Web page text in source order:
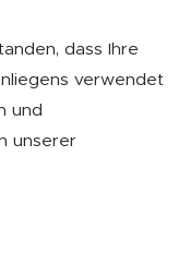
dass Ihre
und
unserer